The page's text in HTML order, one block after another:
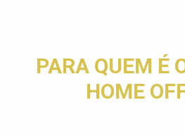
PARA QUEM É
HOME